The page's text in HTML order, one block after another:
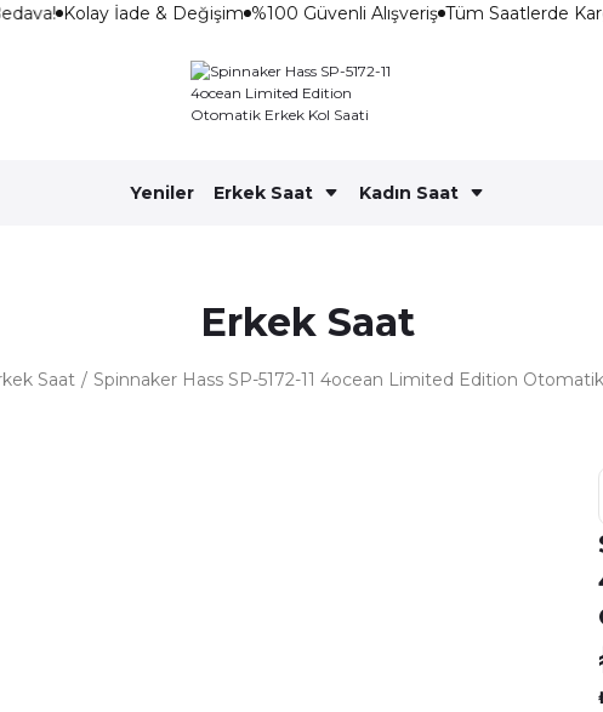
Kolay İade & Değişim %100 Güvenli Alışveriş Tüm Saatlerde
Yeniler Erkek Saat Kadın Saat
Erkek Saat
Saat Spinnaker Hass SP-5172-11 4ocean Limited Edition